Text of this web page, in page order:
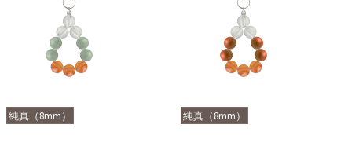
純真（8mm） 純真（8mm）